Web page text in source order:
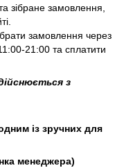
зібране замовлення,
замовлення через
21:00 та сплатити
з
із зручних для
менеджера)